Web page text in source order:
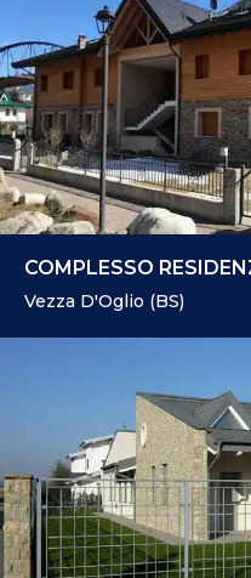
COMPLESSO
Vezza D'Oglio (BS)